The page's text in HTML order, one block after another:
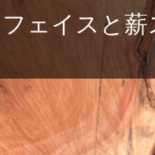
ェイスと薪